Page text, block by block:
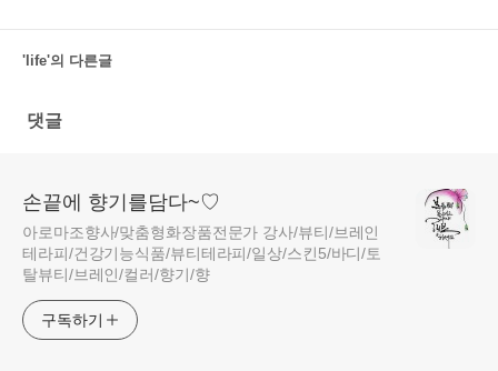
'life'의 다른글
댓글
손끝에 향기를담다~♡
아로마조향사/맞춤형화장품전문가 강사/뷰티/브레인
테라피/건강기능식품/뷰티테라피/일상/스킨5/바디/토
탈뷰티/브레인/컬러/향기/향
구독하기